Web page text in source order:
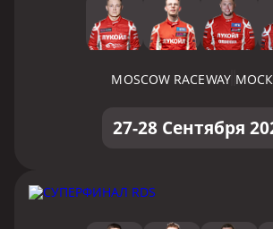
MOSCOW RACEWAY
27-28 Сентября